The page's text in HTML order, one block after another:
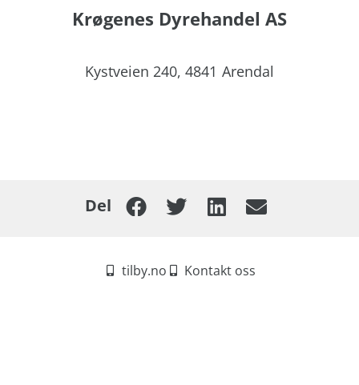
Krøgenes Dyrehandel AS
Kystveien 240, 4841 Arendal
Del
tilby.no Kontakt oss